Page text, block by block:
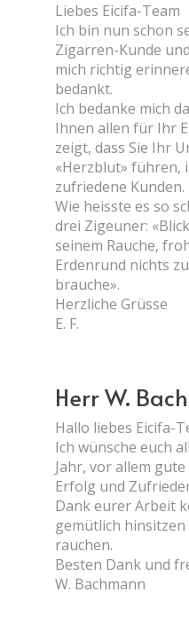
Liebes Eicifa-Team
Ich bin nun schon
Zigarren-Kunde
mich richtig
bedankt.
Ich bedanke mich
Ihnen allen für Ihr
zeigt, dass Sie Ihr
«Herzblut» führen,
zufriedene Kunden.
Wie heisste es so
drei Zigeuner:
seinem Rauche,
Erdenrund nichts
brauche».
Herzliche Grüsse
E. F.
Herr W.
Hallo liebes Eicifa-
Ich wünsche euch
Jahr, vor allem
Erfolg und
Dank eurer Arbeit
gemütlich
rauchen.
Besten Dank und
W. Bachmann